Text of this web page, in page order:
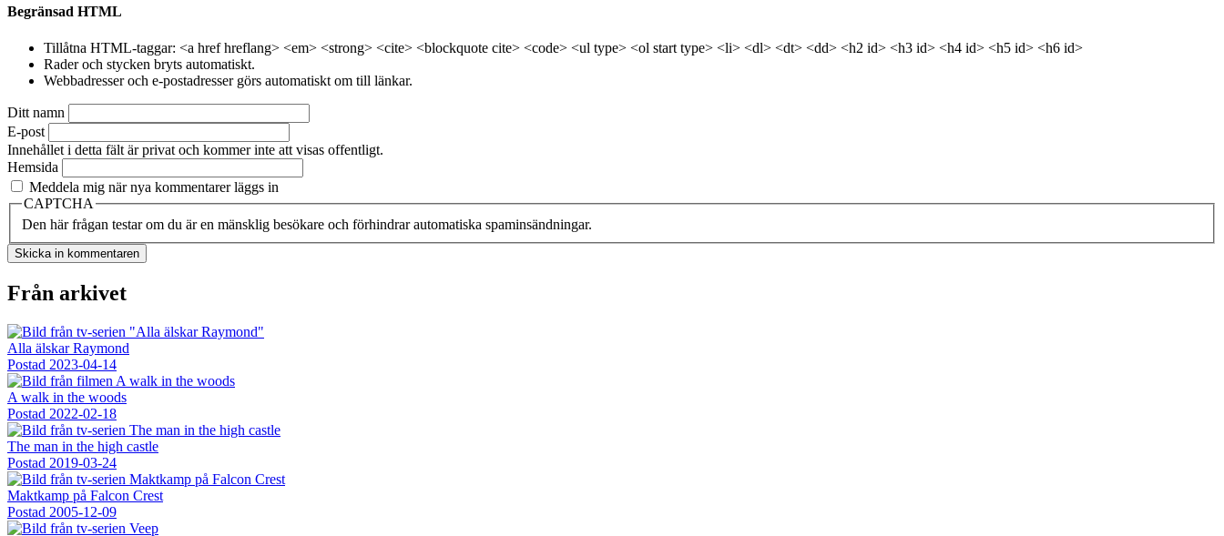
Begränsad HTML
Tillåtna HTML-taggar: <a href hreflang> <em> <strong> <cite> <blockquote cite> <code> <ul type> <ol start type> <li> <dl> <dt> <dd> <h2 id> <h3 id> <h4 id> <h5 id> <h6 id>
Rader och stycken bryts automatiskt.
Webbadresser och e-postadresser görs automatiskt om till länkar.
Ditt namn
E-post
Innehållet i detta fält är privat och kommer inte att visas offentligt.
Hemsida
Meddela mig när nya kommentarer läggs in
CAPTCHA
Den här frågan testar om du är en mänsklig besökare och förhindrar automatiska spaminsändningar.
Från arkivet
Alla älskar Raymond
Postad 2023-04-14
A walk in the woods
Postad 2022-02-18
The man in the high castle
Postad 2019-03-24
Maktkamp på Falcon Crest
Postad 2005-12-09